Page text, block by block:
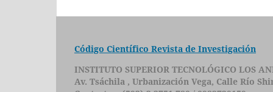
Código Científico Revista de Investigación
INSTITUTO SUPERIOR TECNOLÓGICO LOS
Av. Tsáchila , Urbanización Vega, Calle Río